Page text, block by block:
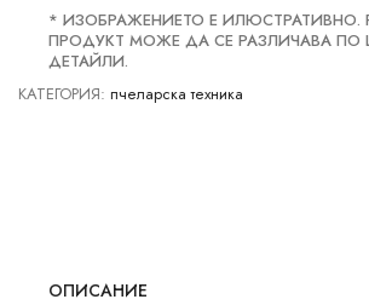
* ИЗОБРАЖЕНИЕТО Е ИЛЮСТРАТИВНО.
ПРОДУКТ МОЖЕ ДА СЕ РАЗЛИЧАВА ПО
ДЕТАЙЛИ.
КАТЕГОРИЯ: пчеларска техника
ОПИСАНИЕ